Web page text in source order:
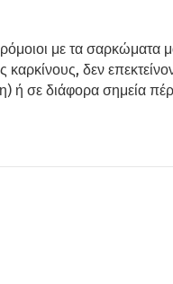
με τα
δεν
ή σε διάφορα σημεία